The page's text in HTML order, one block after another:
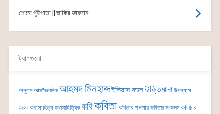
শোনো পুঁইপাতা || জাকির জাফরান
ট্যাগগুলো
অনুবাদ আত্মজৈবনিক আহমদ মিনহাজইলিয়াস কমলউক্তিমালা উপন্যাস
উৎসব কথাসাহিত্য কথাসাহিত্যিক কবিকবিতা কবিতার গানপার কবিতার সংকলন কালচার